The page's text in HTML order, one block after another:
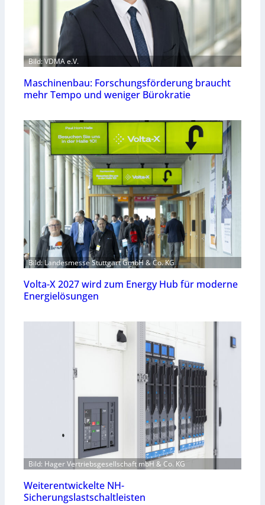
Bild: VDMA e.V.
Maschinenbau: Forschungsförderung braucht
mehr Tempo und weniger Bürokratie
Bild: Landesmesse Stuttgart GmbH & Co. KG
Volta-X 2027 wird zum Energy Hub für moderne
Energielösungen
Bild: Hager Vertriebsgesellschaft mbH & Co. KG
Weiterentwickelte NH-
Sicherungslastschaltleisten